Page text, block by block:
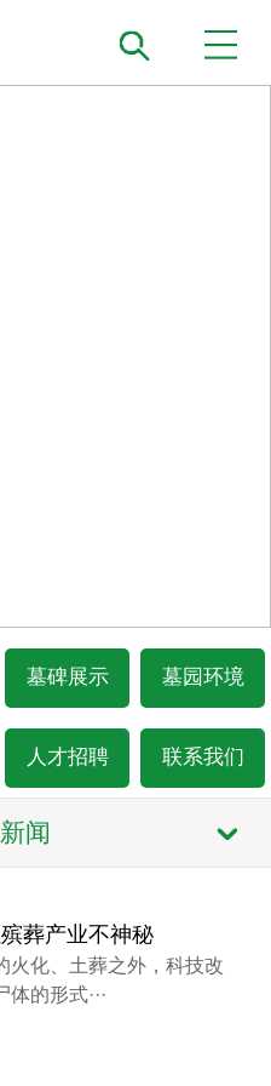
墓碑展示 墓园环境
人才招聘 联系我们
闻
葬产业不神秘
火化、土葬之外，科技改
的形式···